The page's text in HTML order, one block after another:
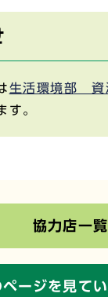
生活環境部 資
す。
協力店一覧
ページを見てい